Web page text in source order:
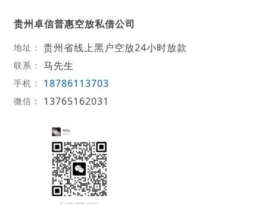
贵州卓信普惠空放私借公司
地址： 贵州省线上黑户空放24小时放款
联系： 马先生
手机： 18786113703
微信： 13765162031